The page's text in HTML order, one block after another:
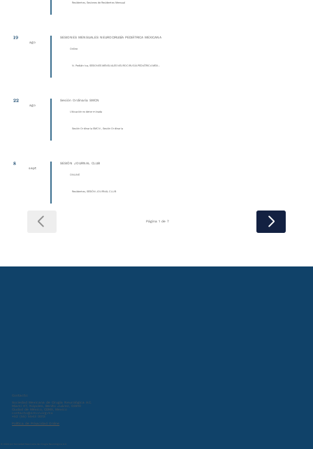
Residentes, Sesiones de Residentes Mensual
19
ago
SESIONES MENSUALES NEUROCIRUGÍA PEDIÁTRICA MEXICANA
Online
N. Pediátrica, SESIONES MENSUALES NEUROCIRUGÍA PEDIÁTRICA MEXI...
22
ago
Sesión Ordinaria SMCN
Ubicación no determinada
Sesión Ordinaria SMCN , Sesión Ordinaria
8
sept
SESIÓN JOURNAL CLUB
ONLINE
Residentes, SESIÓN JOURNAL CLUB
Página 1 de 7
© 2024 por Sociedad Mexicana de Cirugía Neurológica A.C.
Contacto:
Sociedad Mexicana de Cirugía Neurológica A.C.
Miami 47, Nápoles, Benito Juárez, 03810
Ciudad de México, CDMX, Mexico
contacto@smcn.org.mx
+52 (55) 5543 0013
Política de Privacidad Online